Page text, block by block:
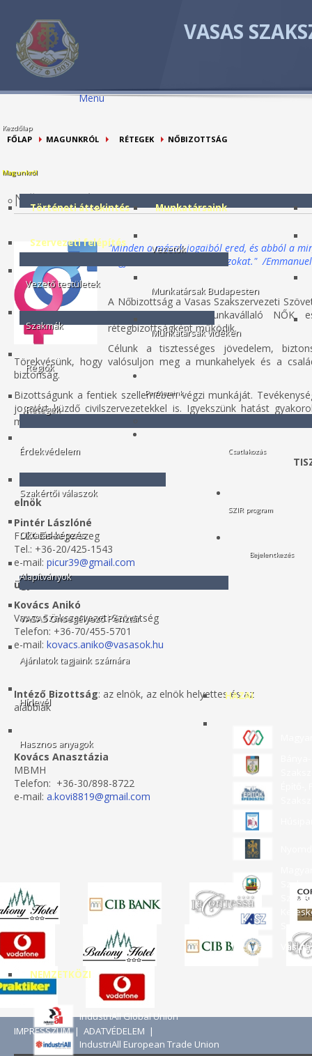
VASAS
Menu
Kezdőlap
Magunkról
Történeti áttekintés
Szervezeti felépítés
Vezető testületek
Szakmák
Régiók
Rétegek
Munkatársaink
Vezetők
Munkatársak Budapesten
Munkatársak vidéken
Érdekvédelem
Szakértői válaszok
Oktatás-képzés
Alapítványok
VASAS Önsegélyező Pénztár
Ajánlatok tagjaink számára
Hírlevél
Hasznos anyagok
Partnereink
HAZAI
NEMZETKÖZI
IndustriAll Global Union
IndustriAll European Trade Union
Csatlakozás
SZIR program
Bejelentkezés
FŐLAP MAGUNKRÓL RÉTEGEK NŐBIZOTTSÁG
Nőbizottság
"Minden a mások jogaiból ered, és abból a
hogy tiszteletben tartsam azokat." /
A Nőbizottság a Vasas Szakszervezeti
de elsősorban a munkavállaló NŐK
rétegbizottságként működik.
Célunk a tisztességes jövedelem,
Törekvésünk, hogy valósuljon meg a munkahelyek és a
biztonság.
Bizottságunk a fentiek szellemében végzi munkáját.
jogaiért küzdő civilszervezetekkel is. Igyekszünk hatást
megismerjék, azokra közösen megoldást találjunk.
elnök
Pintér Lászlóné
FLEX Zalaegerszeg
Tel.: +36-20/425-1543
e-mail: picur39@gmail.com
ügyvivő
Kovács Anikó
Vasas Szakszervezeti Szövetség
Telefon: +36-70/455-5701
e-mail: kovacs.aniko@vasasok.hu
Intéző Bizottság: az elnök, az elnök helyettes és az
alábbiak
Kovács Anasztázia
MBMH
Telefon: +36-30/898-8722
e-mail: a.kovi8819@gmail.com
IMPRESSZUM| ADATVÉDELEM |